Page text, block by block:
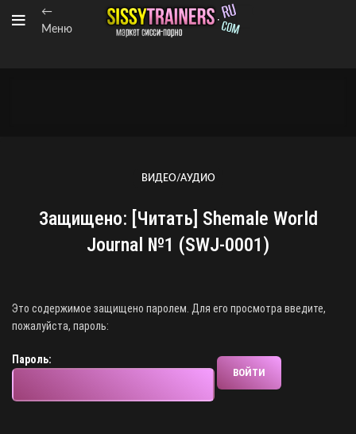
←
Меню
ВИДЕО/АУДИО
Защищено: [Читать] Shemale World
Journal №1 (SWJ-0001)
Это содержимое защищено паролем. Для его просмотра введите,
пожалуйста, пароль:
Пароль: